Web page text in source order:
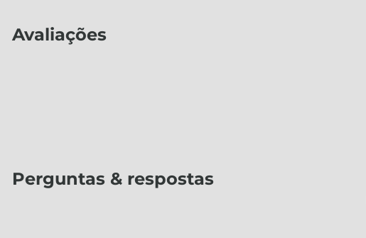
Avaliações
Perguntas & respostas